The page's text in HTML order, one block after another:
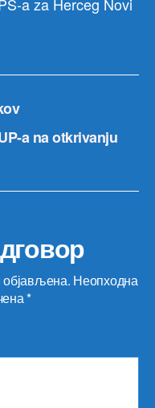
a za Herceg Novi
a na otkrivanju
Неопходна
*